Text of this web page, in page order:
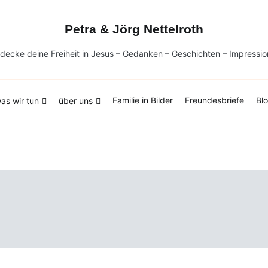
Petra & Jörg Nettelroth
deine Freiheit in Jesus – Gedanken – Geschichten –
wir tun über uns Familie in Bilder Freundesbriefe